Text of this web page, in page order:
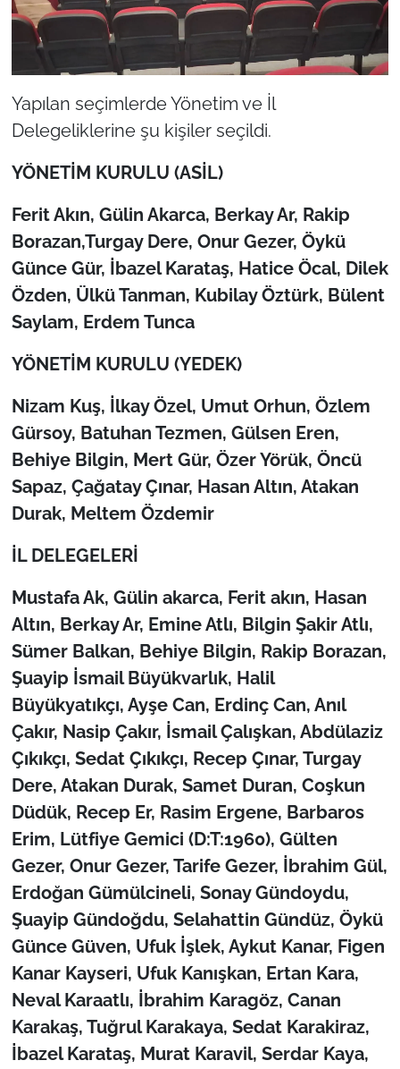
Yapılan seçimlerde Yönetim ve İl
Delegeliklerine şu kişiler seçildi.
YÖNETİM KURULU (ASİL)
Ferit Akın, Gülin Akarca, Berkay Ar, Rakip
Borazan,Turgay Dere, Onur Gezer, Öykü
Günce Gür, İbazel Karataş, Hatice Öcal, Dilek
Özden, Ülkü Tanman, Kubilay Öztürk, Bülent
Saylam, Erdem Tunca
YÖNETİM KURULU (YEDEK)
Nizam Kuş, İlkay Özel, Umut Orhun, Özlem
Gürsoy, Batuhan Tezmen, Gülsen Eren,
Behiye Bilgin, Mert Gür, Özer Yörük, Öncü
Sapaz, Çağatay Çınar, Hasan Altın, Atakan
Durak, Meltem Özdemir
İL DELEGELERİ
Mustafa Ak, Gülin akarca, Ferit akın, Hasan
Altın, Berkay Ar, Emine Atlı, Bilgin Şakir Atlı,
Sümer Balkan, Behiye Bilgin, Rakip Borazan,
Şuayip İsmail Büyükvarlık, Halil
Büyükyatıkçı, Ayşe Can, Erdinç Can, Anıl
Çakır, Nasip Çakır, İsmail Çalışkan, Abdülaziz
Çıkıkçı, Sedat Çıkıkçı, Recep Çınar, Turgay
Dere, Atakan Durak, Samet Duran, Coşkun
Düdük, Recep Er, Rasim Ergene, Barbaros
Erim, Lütfiye Gemici (D:T:1960), Gülten
Gezer, Onur Gezer, Tarife Gezer, İbrahim Gül,
Erdoğan Gümülcineli, Sonay Gündoydu,
Şuayip Gündoğdu, Selahattin Gündüz, Öykü
Günce Güven, Ufuk İşlek, Aykut Kanar, Figen
Kanar Kayseri, Ufuk Kanışkan, Ertan Kara,
Neval Karaatlı, İbrahim Karagöz, Canan
Karakaş, Tuğrul Karakaya, Sedat Karakiraz,
İbazel Karataş, Murat Karavil, Serdar Kaya,